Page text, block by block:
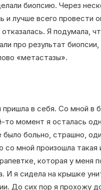
биопсию. Через
и лучше всего
Я подумала,
про результат
«метастазы».
пришла в себя. Со мной в
то момент я осталась
больно, страшно,
со мной произошла
которая у меня
И я сидела на крышке
До сих пор я прохожу